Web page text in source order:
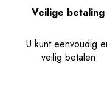
Veilige betaling
U kunt eenvoudig
veilig betalen